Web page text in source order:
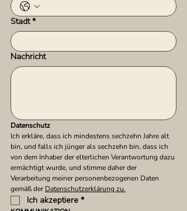
Stadt *
Nachricht
Datenschutz
Ich erkläre, dass ich mindestens sechzehn Jahre alt
bin, und falls ich jünger als sechzehn bin, dass ich
von dem Inhaber der elterlichen Verantwortung dazu
ermächtigt wurde, und stimme daher der
Verarbeitung meiner personenbezogenen Daten
gemäß der Datenschutzerklärung zu.
Ich akzeptiere *